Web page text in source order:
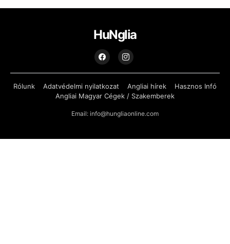
HuNglia
Rólunk Adatvédelmi nyilatkozat Angliai hírek
Hasznos Infó
Angliai Magyar Cégek / Szakemberek
Email: info@hungliaonline.com